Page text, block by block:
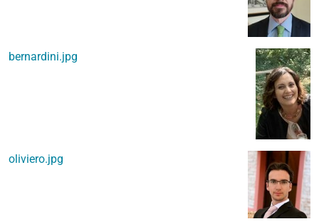
bernardini.jpg
oliviero.jpg